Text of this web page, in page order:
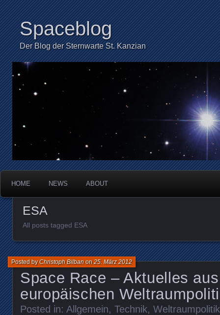
Spaceblog
Der Blog der Sternwarte St. Kanzian
HOME NEWS ABOUT
ESA
All posts tagged ESA
Space Race – Aktuelles
europäischen
Posted byChristoph Bilbanon25. März 2012
Posted in: Allgemein, Technik, Weltraumpolitik